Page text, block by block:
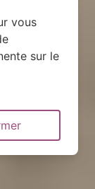
vous
sur le